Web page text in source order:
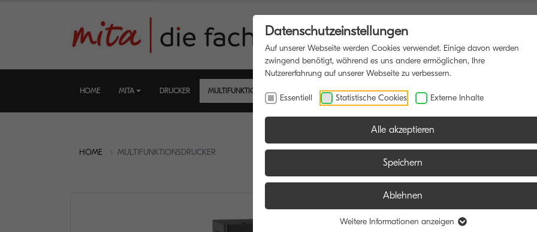
HOME MITA DRUCKER MULTIFUNKTIONSDRUCKER SOFTWARE BLOG
HOME MULTIFUNKTIONSDRUCKER
TASKalfa
Datenschutzeinstellungen
Auf unserer Webseite werden Cookies verwendet. Einige davon werden
zwingend benötigt, während es uns andere ermöglichen, Ihre
Nutzererfahrung auf unserer Webseite zu verbessern.
Essentiell Statistische Cookies Externe Inhalte
Alle akzeptieren
Speichern
Ablehnen
Weitere Informationen anzeigen